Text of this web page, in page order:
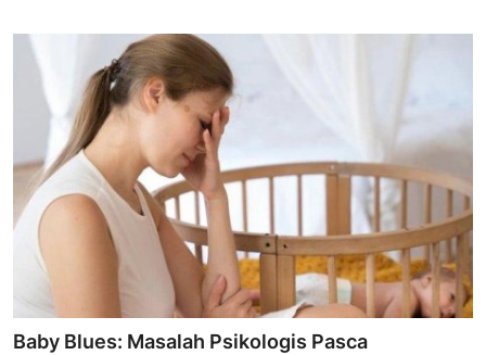
Baby Blues: Masalah Psikologis Pasca